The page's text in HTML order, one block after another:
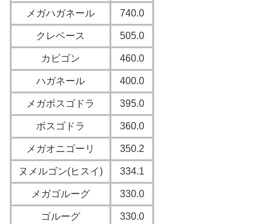
メガハガネール 740.0
クレベース 505.0
カビゴン 460.0
ハガネール 400.0
メガボスゴドラ 395.0
ボスゴドラ 360.0
メガオニゴーリ 350.2
ヌメルゴン(ヒスイ) 334.1
メガゴルーグ 330.0
ゴルーグ 330.0